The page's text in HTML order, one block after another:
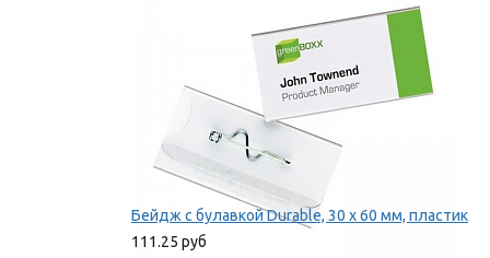
Бейдж с булавкой Durable, 30 х 60 мм, пластик
111.25 руб